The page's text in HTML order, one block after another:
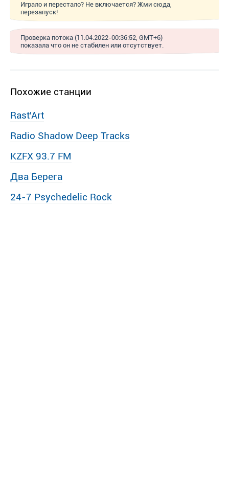
Играло и перестало? Не включается? Жми сюда,
перезапуск!
Проверка потока (11.04.2022-00:36:52, GMT+6)
показала что он не стабилен или отсутствует.
Похожие станции
Rast′Art
Radio Shadow Deep Tracks
KZFX 93.7 FM
Два Берега
24-7 Psychedelic Rock